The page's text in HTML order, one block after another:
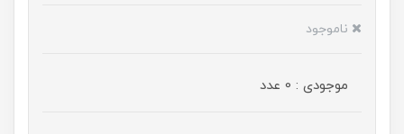
ناموجود
موجودی : 0 عدد